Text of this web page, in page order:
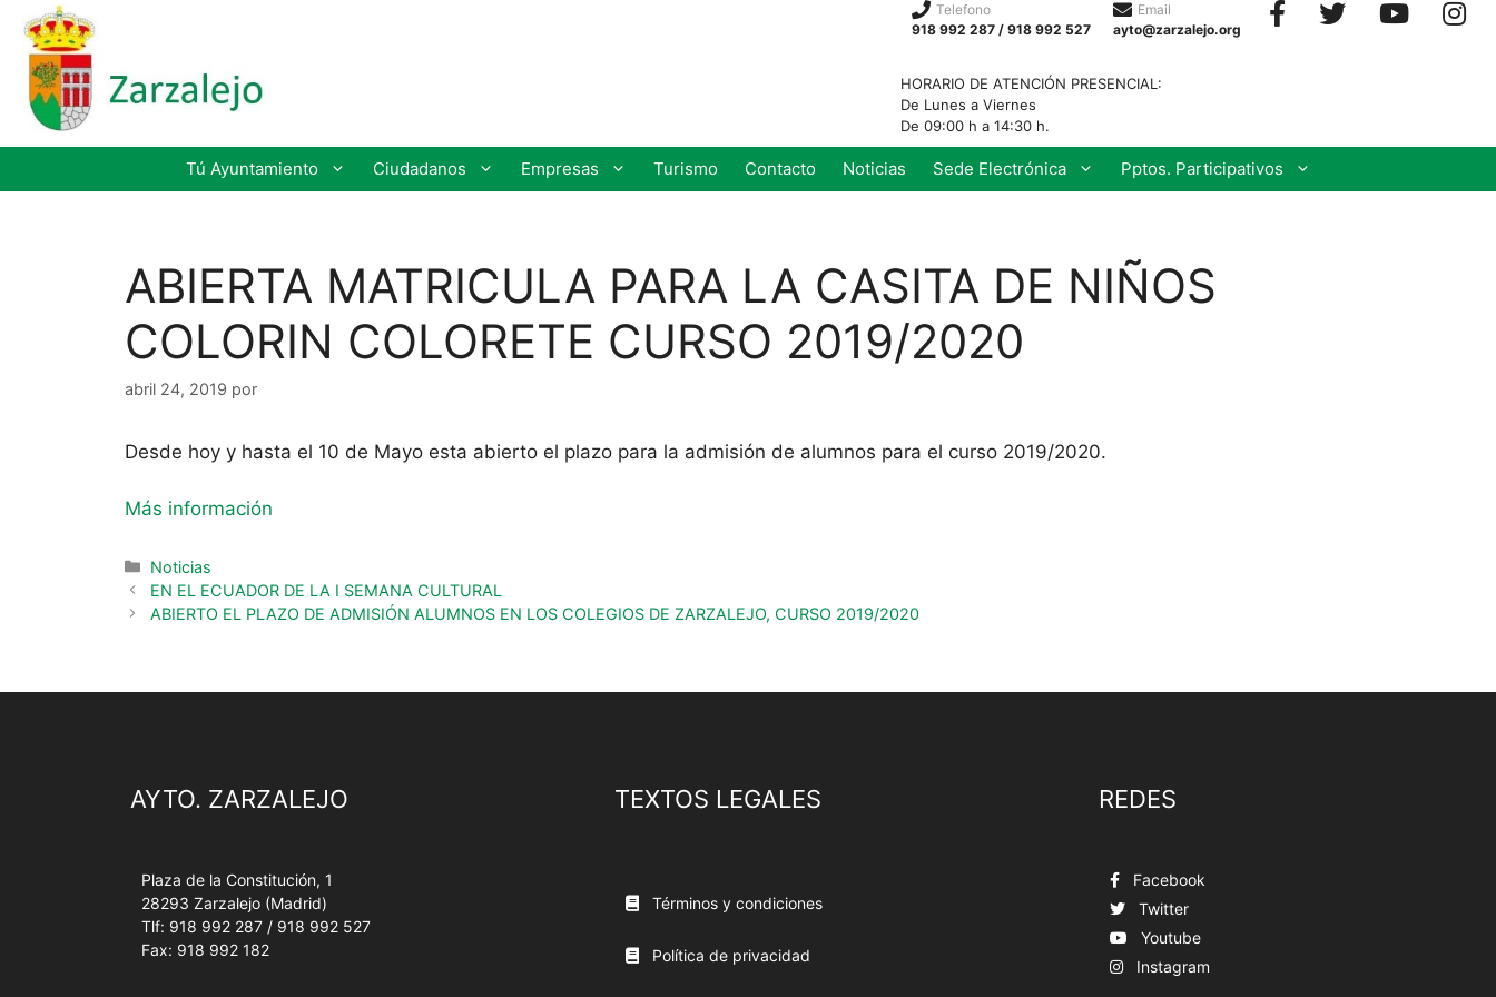
Telefono
918 992 287 / 918 992 527
Email
ayto@zarzalejo.org
HORARIO DE ATENCIÓN PRESENCIAL:
De Lunes a Viernes
De 09:00 h a 14:30 h.
Tú Ayuntamiento Ciudadanos Empresas Turismo Contacto Noticias Sede Electrónica Pptos. Participativos
ABIERTA MATRICULA PARA LA CASITA DE NIÑOS
COLORIN COLORETE CURSO 2019/2020
abril 24, 2019 por
Desde hoy y hasta el 10 de Mayo esta abierto el plazo para la admisión de alumnos para el curso 2019/2020.
Más información
Noticias
EN EL ECUADOR DE LA I SEMANA CULTURAL
ABIERTO EL PLAZO DE ADMISIÓN ALUMNOS EN LOS COLEGIOS DE ZARZALEJO, CURSO 2019/2020
AYTO. ZARZALEJO
Plaza de la Constitución, 1
28293 Zarzalejo (Madrid)
Tlf: 918 992 287 / 918 992 527
Fax: 918 992 182
TEXTOS LEGALES
Términos y condiciones
Política de privacidad
REDES
Facebook
Twitter
Youtube
Instagram